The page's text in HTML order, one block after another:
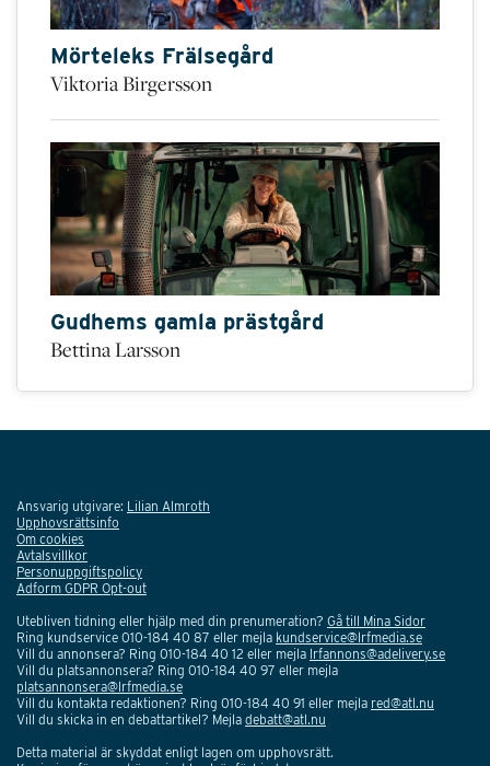
Mörteleks Frälsegård
Viktoria Birgersson
Gudhems gamla prästgård
Bettina Larsson
Ansvarig utgivare: Lilian Almroth
Upphovsrättsinfo
Om cookies
Avtalsvillkor
Personuppgiftspolicy
Adform GDPR Opt-out
Utebliven tidning eller hjälp med din prenumeration? Gå till Mina Sidor
Ring kundservice 010-184 40 87 eller mejla kundservice@lrfmedia.se
Vill du annonsera? Ring 010-184 40 12 eller mejla lrfannons@adelivery.se
Vill du platsannonsera? Ring 010-184 40 97 eller mejla
platsannonsera@lrfmedia.se
Vill du kontakta redaktionen? Ring 010-184 40 91 eller mejla red@atl.nu
Vill du skicka in en debattartikel? Mejla debatt@atl.nu
Detta material är skyddat enligt lagen om upphovsrätt.